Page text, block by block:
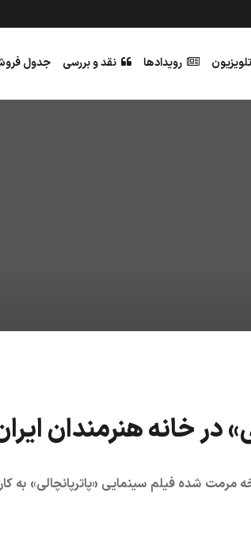
تلویزیون رویدادها نقد و بررسی جدول
خانه هنرمندان
شده فیلم سینمایی «پاترپانچالی» به